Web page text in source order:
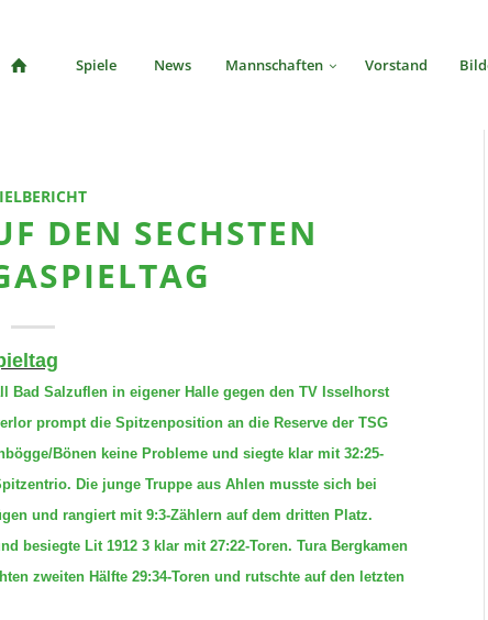
Spiele News Mannschaften Vorstand
DEN SECHSTEN
Bad Salzuflen in eigener Halle gegen den TV Isselhorst
prompt die Spitzenposition an die Reserve der TSG
Bönen keine Probleme und siegte klar mit 32:25-
Die junge Truppe aus Ahlen musste sich bei
und rangiert mit 9:3-Zählern auf dem dritten Platz.
besiegte Lit 1912 3 klar mit 27:22-Toren. Tura Bergkamen
zweiten Hälfte 29:34-Toren und rutschte auf den letzten